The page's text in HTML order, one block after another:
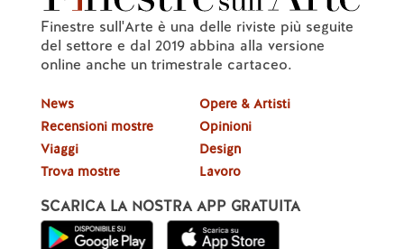
Finestre sull'Arte è una delle riviste più seguite
del settore e dal 2019 abbina alla versione
online anche un trimestrale cartaceo.
News
Recensioni mostre
Viaggi
Trova mostre
Opere & Artisti
Opinioni
Design
Lavoro
SCARICA LA NOSTRA APP GRATUITA